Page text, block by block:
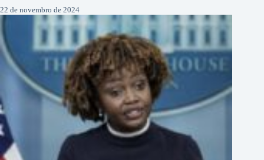
22 de novembro de 2024